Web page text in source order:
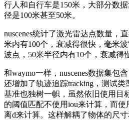
行人和自行车是150米，大部分数
径是100米甚至50米。
nuscenes统计了激光雷达点数量，
米内有100个，衰减得很快，毫米
波点，50米半径内有10个，衰减得
和waymo一样，nuscenes数据集包
还增加了轨迹追踪tracking，测试类
基准也独树一帜，虽然依旧使用目
的阈值匹配不使用iou来计算，而
离d来计算。这样解耦了物体的尺